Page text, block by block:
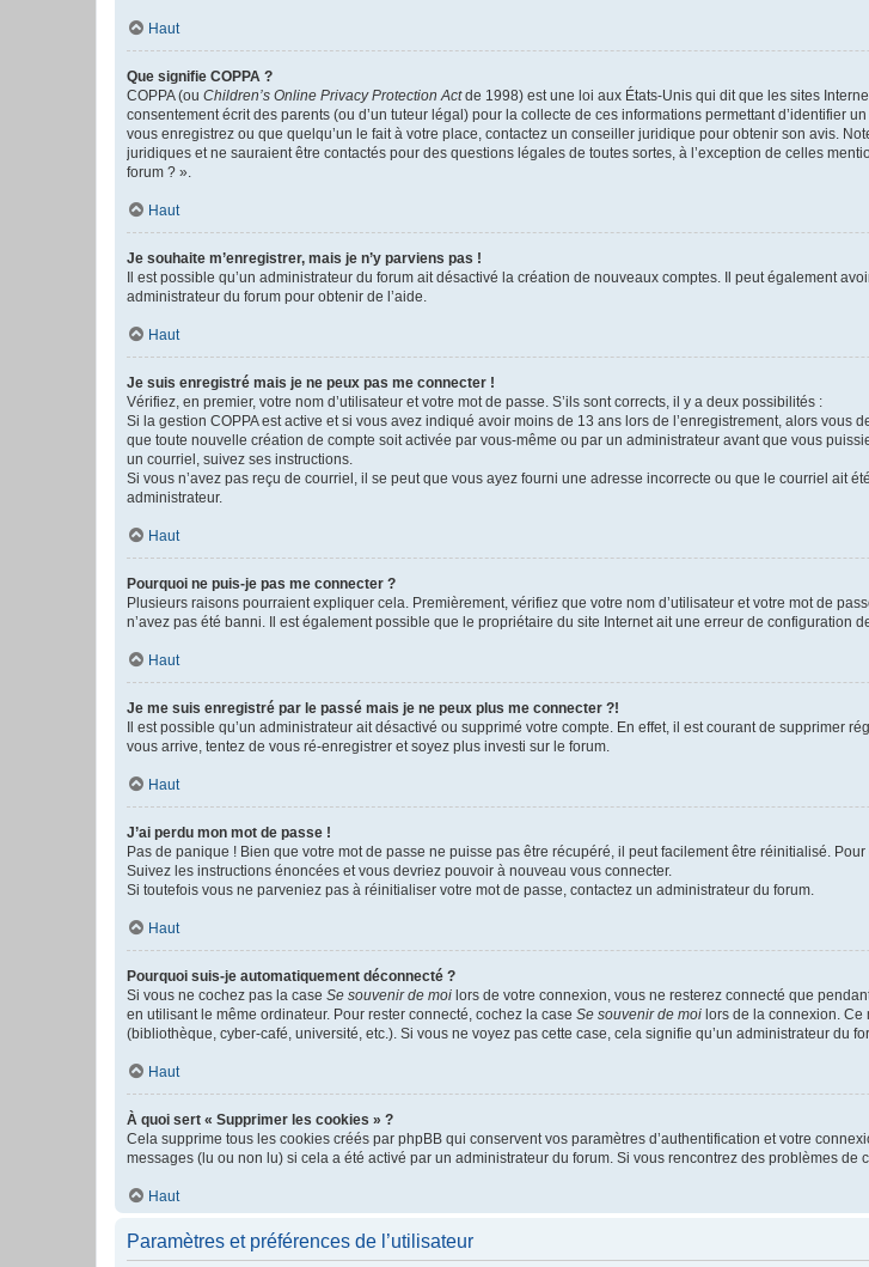
Haut
Que signifie COPPA ?
COPPA (ou Children’s Online Privacy Protection Actde 1998) est une loi aux États-Unis qui dit que les sites
consentement écrit des parents (ou d’un tuteur légal) pour la collecte de ces informations permettant d’identifier
vous enregistrez ou que quelqu’un le fait à votre place, contactez un conseiller juridique pour obtenir son avis.
juridiques et ne sauraient être contactés pour des questions légales de toutes sortes, à l’exception de celles
forum ? ».
Haut
Je souhaite m’enregistrer, mais je n’y parviens pas !
Il est possible qu’un administrateur du forum ait désactivé la création de nouveaux comptes. Il peut également
administrateur du forum pour obtenir de l’aide.
Haut
Je suis enregistré mais je ne peux pas me connecter !
Vérifiez, en premier, votre nom d’utilisateur et votre mot de passe. S’ils sont corrects, il y a deux possibilités :
Si la gestion COPPA est active et si vous avez indiqué avoir moins de 13 ans lors de l’enregistrement, alors
que toute nouvelle création de compte soit activée par vous-même ou par un administrateur avant que vous
un courriel, suivez ses instructions.
Si vous n’avez pas reçu de courriel, il se peut que vous ayez fourni une adresse incorrecte ou que le courriel ait
administrateur.
Haut
Pourquoi ne puis-je pas me connecter ?
Plusieurs raisons pourraient expliquer cela. Premièrement, vérifiez que votre nom d’utilisateur et votre mot de
n’avez pas été banni. Il est également possible que le propriétaire du site Internet ait une erreur de configuration
Haut
Je me suis enregistré par le passé mais je ne peux plus me connecter ?!
Il est possible qu’un administrateur ait désactivé ou supprimé votre compte. En effet, il est courant de
vous arrive, tentez de vous ré-enregistrer et soyez plus investi sur le forum.
Haut
J’ai perdu mon mot de passe !
Pas de panique ! Bien que votre mot de passe ne puisse pas être récupéré, il peut facilement être réinitialisé.
Suivez les instructions énoncées et vous devriez pouvoir à nouveau vous connecter.
Si toutefois vous ne parveniez pas à réinitialiser votre mot de passe, contactez un administrateur du forum.
Haut
Pourquoi suis-je automatiquement déconnecté ?
Si vous ne cochez pas la case Se souvenir de moi lors de votre connexion, vous ne resterez connecté que
en utilisant le même ordinateur. Pour rester connecté, cochez la case Se souvenir de moi lors de la connexion.
(bibliothèque, cyber-café, université, etc.). Si vous ne voyez pas cette case, cela signifie qu’un administrateur du
Haut
À quoi sert « Supprimer les cookies » ?
Cela supprime tous les cookies créés par phpBB qui conservent vos paramètres d’authentification et votre
messages (lu ou non lu) si cela a été activé par un administrateur du forum. Si vous rencontrez des problèmes
Haut
Paramètres et préférences de l’utilisateur